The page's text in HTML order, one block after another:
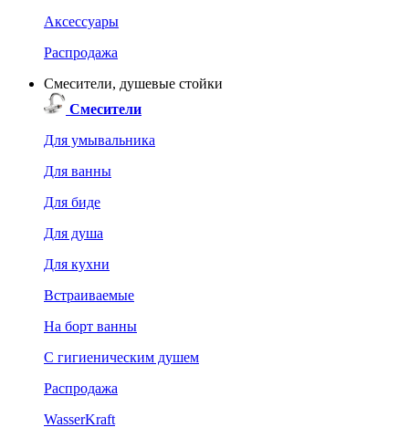
Аксессуары
Распродажа
Смесители, душевые стойки
Смесители
Для умывальника
Для ванны
Для биде
Для душа
Для кухни
Встраиваемые
На борт ванны
C гигиеническим душем
Распродажа
WasserKraft